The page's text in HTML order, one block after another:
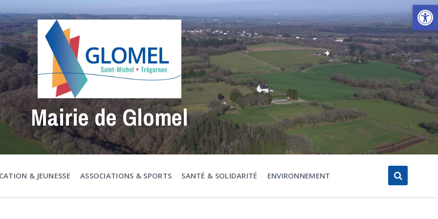
Ouvrir la barre d’outils
Mairie de Glomel
& JEUNESSE ASSOCIATIONS & SPORTS SANTÉ & SOLIDARITÉ ENVIRONNEMENT